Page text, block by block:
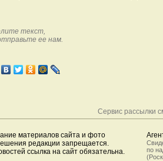
текст,
ее нам.
Сервис рассылки
материалов сайта и фото
редакции запрещается.
ссылка на сайт обязательна.
по